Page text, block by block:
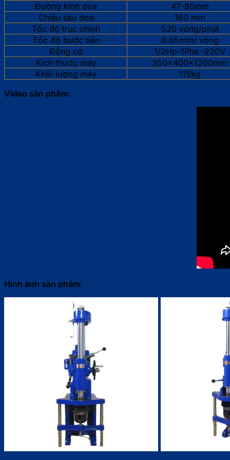
Đường kính doa
47-80mm
Chiều sâu doa
160 mm
Tốc độ trục chính
520 vòng/phút
Tốc độ bước tiến
0.05mm/ vòng
Động cơ
1/2Hp-1Pha -220V
Kích thước máy
350x400x1200mm
Khối lượng máy
115kg
Video sản phẩm:
Hình ảnh sản phẩm: